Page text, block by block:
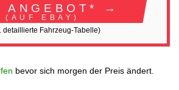
ANGEBOT* →
(AUF EBAY)
detaillierte Fahrzeug-Tabelle)
bevor sich morgen der Preis ändert.